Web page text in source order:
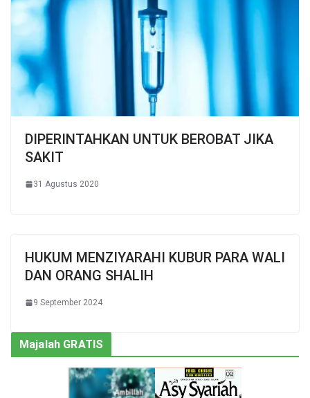
DIPERINTAHKAN UNTUK BEROBAT JIKA
SAKIT
31 Agustus 2020
HUKUM MENZIYARAHI KUBUR PARA WALI
DAN ORANG SHALIH
9 September 2024
Majalah GRATIS